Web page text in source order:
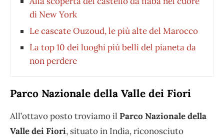
di New York
Le cascate Ouzoud, le più alte del Marocco
La top 10 dei luoghi più belli del pianeta da
non perdere
Parco Nazionale della Valle dei Fiori
All’ottavo posto troviamo il Parco Nazionale della
Valle dei Fiori, situato in India, riconosciuto